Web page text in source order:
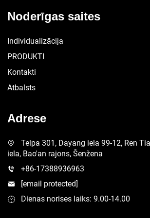
Noderīgas saites
Individualizācija
PRODUKTI
Kontakti
Atbalsts
Adrese
Telpa 301, Dayang iela 99-12, Ren
iela, Bao'an rajons, Šenžena
+86-17388936963
[email protected]
Dienas norises laiks: 9.00-14.00